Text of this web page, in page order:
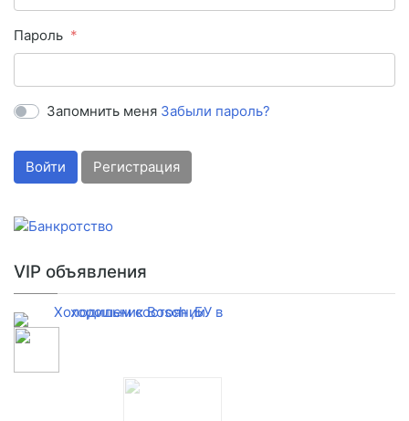
Пароль
Запомнить меня Забыли пароль?
Войти Регистрация
VIP объявления